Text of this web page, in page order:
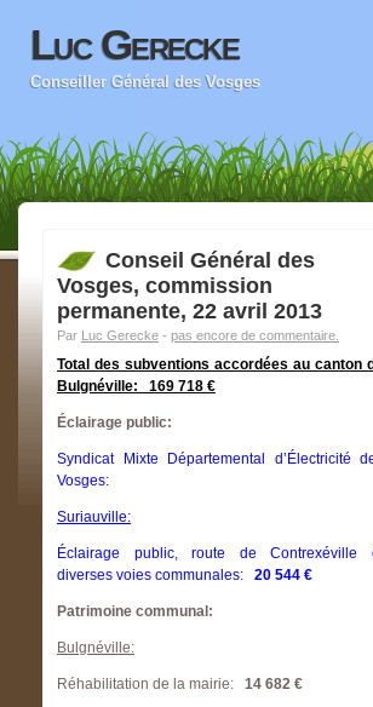
Luc Gerecke
Conseiller Général des Vosges
Conseil Général des
Vosges, commission
permanente, 22 avril 2013
Par Luc Gerecke - pas encore de commentaire.
Total des subventions accordées au canton
Bulgnéville: 169 718 €
Éclairage public:
Syndicat Mixte Départemental d’Électricité
Vosges:
Suriauville:
Éclairage public, route de Contrexéville
diverses voies communales:
20 544 €
Patrimoine communal:
Bulgnéville:
Réhabilitation de la mairie: 14 682 €